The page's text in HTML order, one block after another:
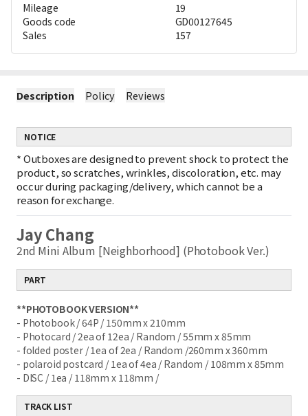
Mileage
19
Goods code
GD00127645
Sales
157
Description Policy Reviews
NOTICE
*Outboxes are designed to prevent shock to protect the
product, so scratches, wrinkles, discoloration, etc. may
occur during packaging/delivery, which cannot be a
reason for exchange.
Jay Chang
2nd Mini Album [Neighborhood] (Photobook Ver.)
PART
**PHOTOBOOK VERSION**
- Photobook / 64P / 150mm x 210mm
- Photocard / 2ea of 12ea / Random / 55mm x 85mm
- folded poster / 1ea of 2ea / Random /260mm x 360mm
- polaroid postcard / 1ea of 4ea / Random / 108mm x 85mm
- DISC / 1ea / 118mm x 118mm /
TRACK LIST